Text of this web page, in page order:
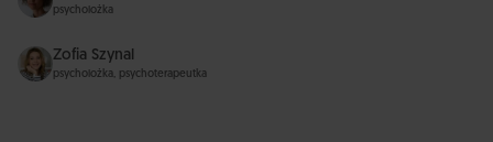
psycholożka
Zofia Szynal
psycholożka, psychoterapeutka